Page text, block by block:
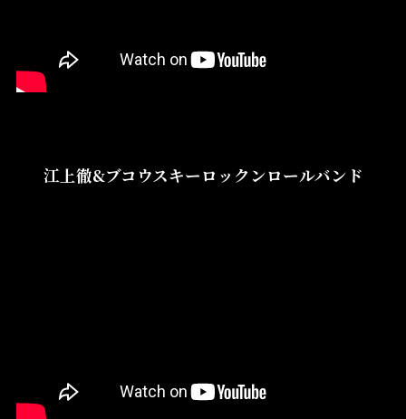
江上徹&ブコウスキーロックンロールバンド